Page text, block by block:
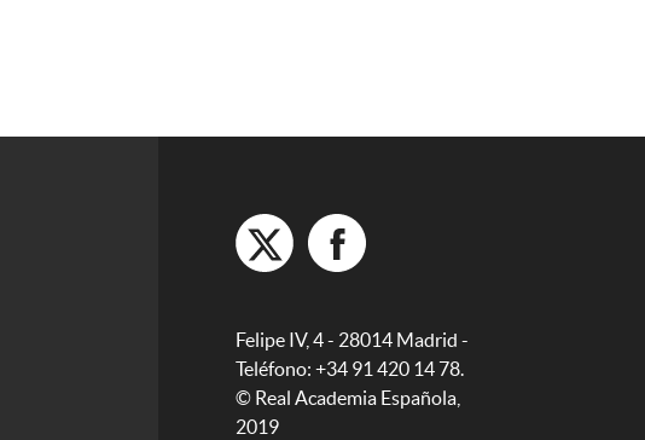
Felipe IV, 4 - 28014 Madrid -
Teléfono: +34 91 420 14 78.
© Real Academia Española,
2019